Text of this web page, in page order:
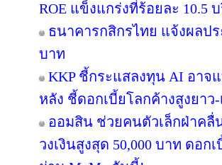
ROE แข็งแกร่งที่ร้อยละ
ธนาคารกสิกรไทย แจ้งผลปร
บาท
KKP ชี้กระแสลงทุน AI อาจ
หลัง ชี้ดอกเบี้ยโลกค้างสูงยาว
ออมสิน ช่วยคนตัวเล็กฝ่าคลื่
วงเงินสูงสุด 50,000 บาท ดอ